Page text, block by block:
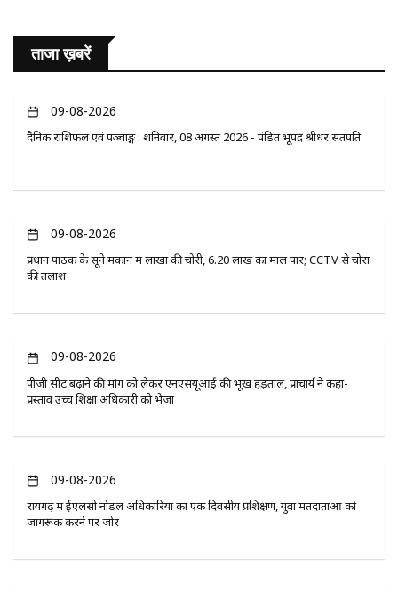
ताजा ख़बरें
09-08-2026
दैनिक राशिफल एवं पञ्चाङ्ग : शनिवार, 08 अगस्त 2026 - पंडित भूपेंद्र श्रीधर सतपति
09-08-2026
प्रधान पाठक के सूने मकान में लाखों की चोरी, 6.20 लाख का माल पार; CCTV से चोरों
की तलाश
09-08-2026
पीजी सीट बढ़ाने की मांग को लेकर एनएसयूआई की भूख हड़ताल, प्राचार्य ने कहा-
प्रस्ताव उच्च शिक्षा अधिकारी को भेजा
09-08-2026
रायगढ़ में ईएलसी नोडल अधिकारियों का एक दिवसीय प्रशिक्षण, युवा मतदाताओं को
जागरूक करने पर जोर